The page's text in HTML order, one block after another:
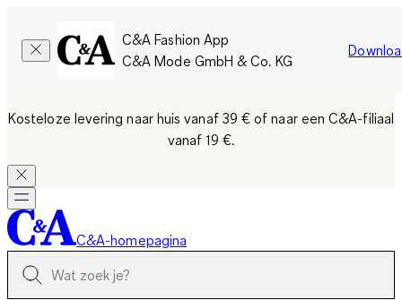
C&A Fashion App
C&A Mode GmbH & Co. KG
Kosteloze levering naar huis vanaf 39 €of naar een C&A-filiaal
vanaf 19 €.
C&A-homepagina